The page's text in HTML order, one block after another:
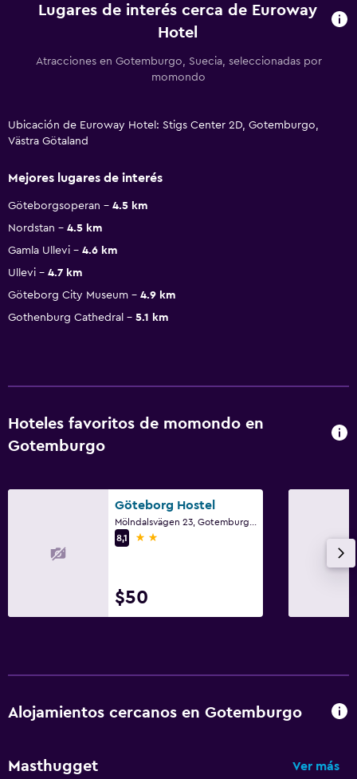
Lugares de interés cerca de Euroway
Hotel
Atracciones en Gotemburgo, Suecia, seleccionadas por
momondo
Ubicación de Euroway Hotel: Stigs Center 2D, Gotemburgo,
Västra Götaland
Mejores lugares de interés
Göteborgsoperan
4.5 km
Nordstan
4.5 km
Gamla Ullevi
4.6 km
Ullevi
4.7 km
Göteborg City Museum
4.9 km
Gothenburg Cathedral
5.1 km
Hoteles favoritos de momondo en
Gotemburgo
Göteborg Hostel
8,1
2 estrellas
$50
Alojamientos cercanos en Gotemburgo
Masthugget Ver más